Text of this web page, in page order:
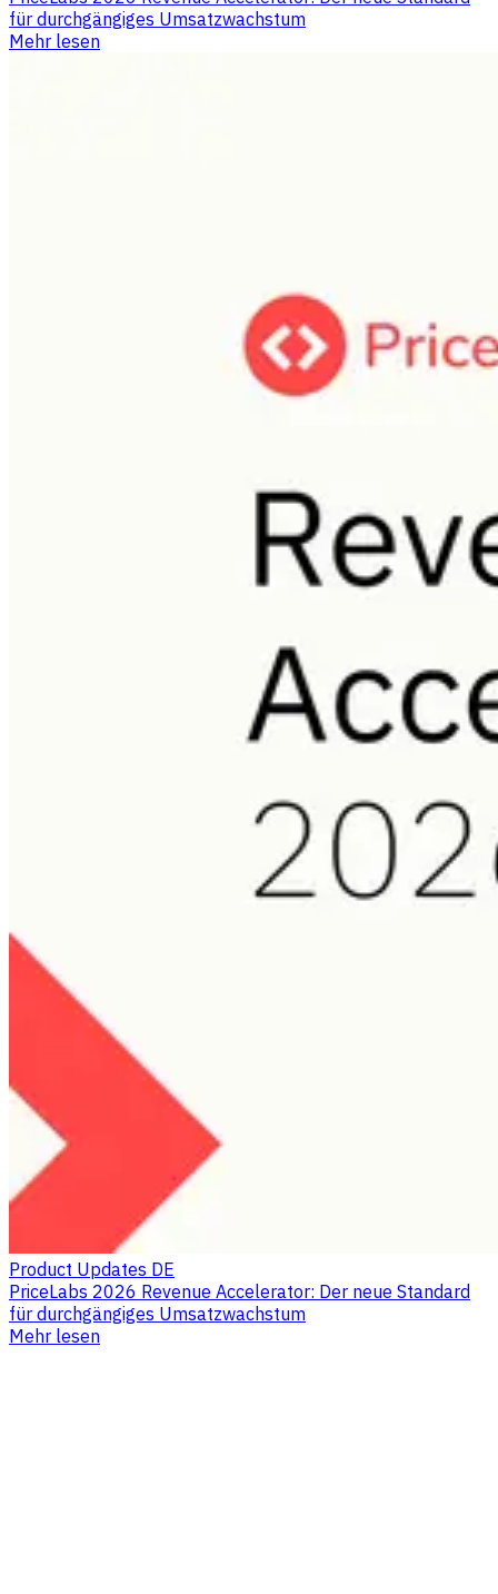
für durchgängiges Umsatzwachstum
Mehr lesen
Product Updates DE
PriceLabs 2026 Revenue Accelerator: Der neue Standard
für durchgängiges Umsatzwachstum
Mehr lesen